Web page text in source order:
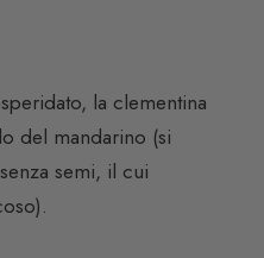
la clementina
del mandarino (si
semi, il cui